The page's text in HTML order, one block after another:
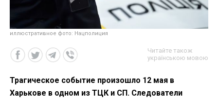
иллюстративное фото: Нацполиция
Читайте також
українською мовою
Трагическое событие произошло 12 мая в
Харькове в одном из ТЦК и СП. Следователи